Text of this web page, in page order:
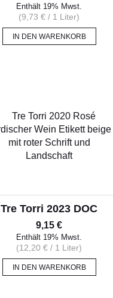
Enthält 19% Mwst.
(9,73 € / 1 Liter)
IN DEN WARENKORB
Tre Torri 2023 DOC
9,15 €
Enthält 19% Mwst.
(12,20 € / 1 Liter)
IN DEN WARENKORB